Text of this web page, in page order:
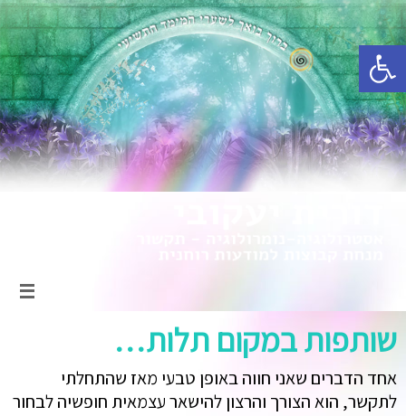
פתח סרגל נגישות
שותפות במקום תלות…
אחד הדברים שאני חווה באופן טבעי מאז שהתחלתי
לתקשר, הוא הצורך והרצון להישאר עצמאית חופשיה לבחור